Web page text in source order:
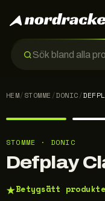
HEM/STOMME /DONIC/
STOMME · DONIC
Defplay
★Betygsätt